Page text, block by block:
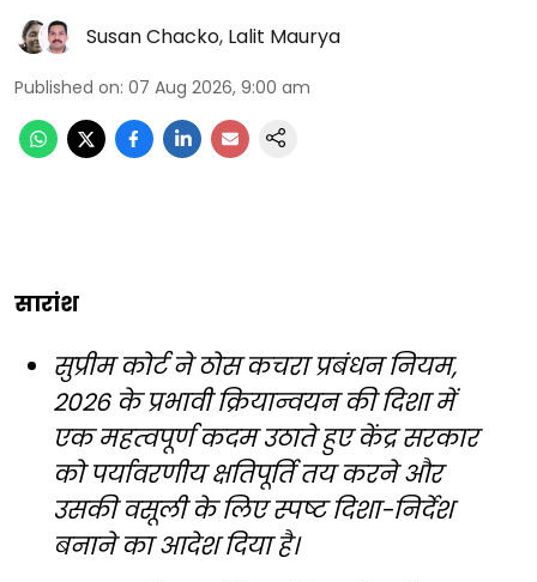
Susan Chacko, Lalit Maurya
Published on: 07 Aug 2026, 9:00 am
सारांश
सुप्रीम कोर्ट ने ठोस कचरा प्रबंधन नियम,
2026 के प्रभावी क्रियान्वयन की दिशा में
एक महत्वपूर्ण कदम उठाते हुए केंद्र सरकार
को पर्यावरणीय क्षतिपूर्ति तय करने और
उसकी वसूली के लिए स्पष्ट दिशा-निर्देश
बनाने का आदेश दिया है।